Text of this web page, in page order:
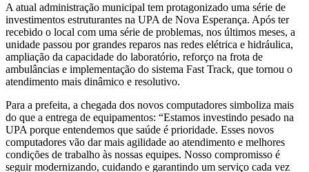
A atual administração municipal tem protagonizado uma série de
investimentos estruturantes na UPA de Nova Esperança. Após ter
recebido o local com uma série de problemas, nos últimos meses, a
unidade passou por grandes reparos nas redes elétrica e hidráulica,
ampliação da capacidade do laboratório, reforço na frota de
ambulâncias e implementação do sistema Fast Track, que tornou o
atendimento mais dinâmico e resolutivo.
Para a prefeita, a chegada dos novos computadores simboliza mais
do que a entrega de equipamentos: “Estamos investindo pesado na
UPA porque entendemos que saúde é prioridade. Esses novos
computadores vão dar mais agilidade ao atendimento e melhores
condições de trabalho às nossas equipes. Nosso compromisso é
seguir modernizando, cuidando e garantindo um serviço cada vez